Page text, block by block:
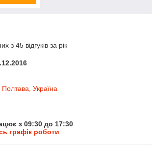
з 45 відгуків за рік
Україна
з 09:30 до 17:30
графік роботи